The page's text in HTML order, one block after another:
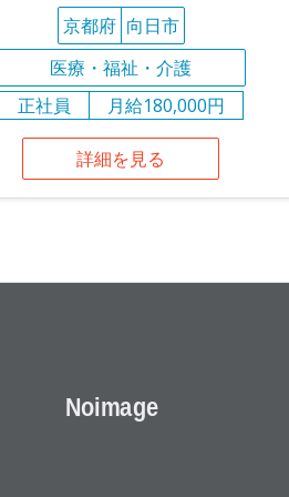
京都府 向日市
医療・福祉・介護
正社員
月給180,000円
詳細を見る